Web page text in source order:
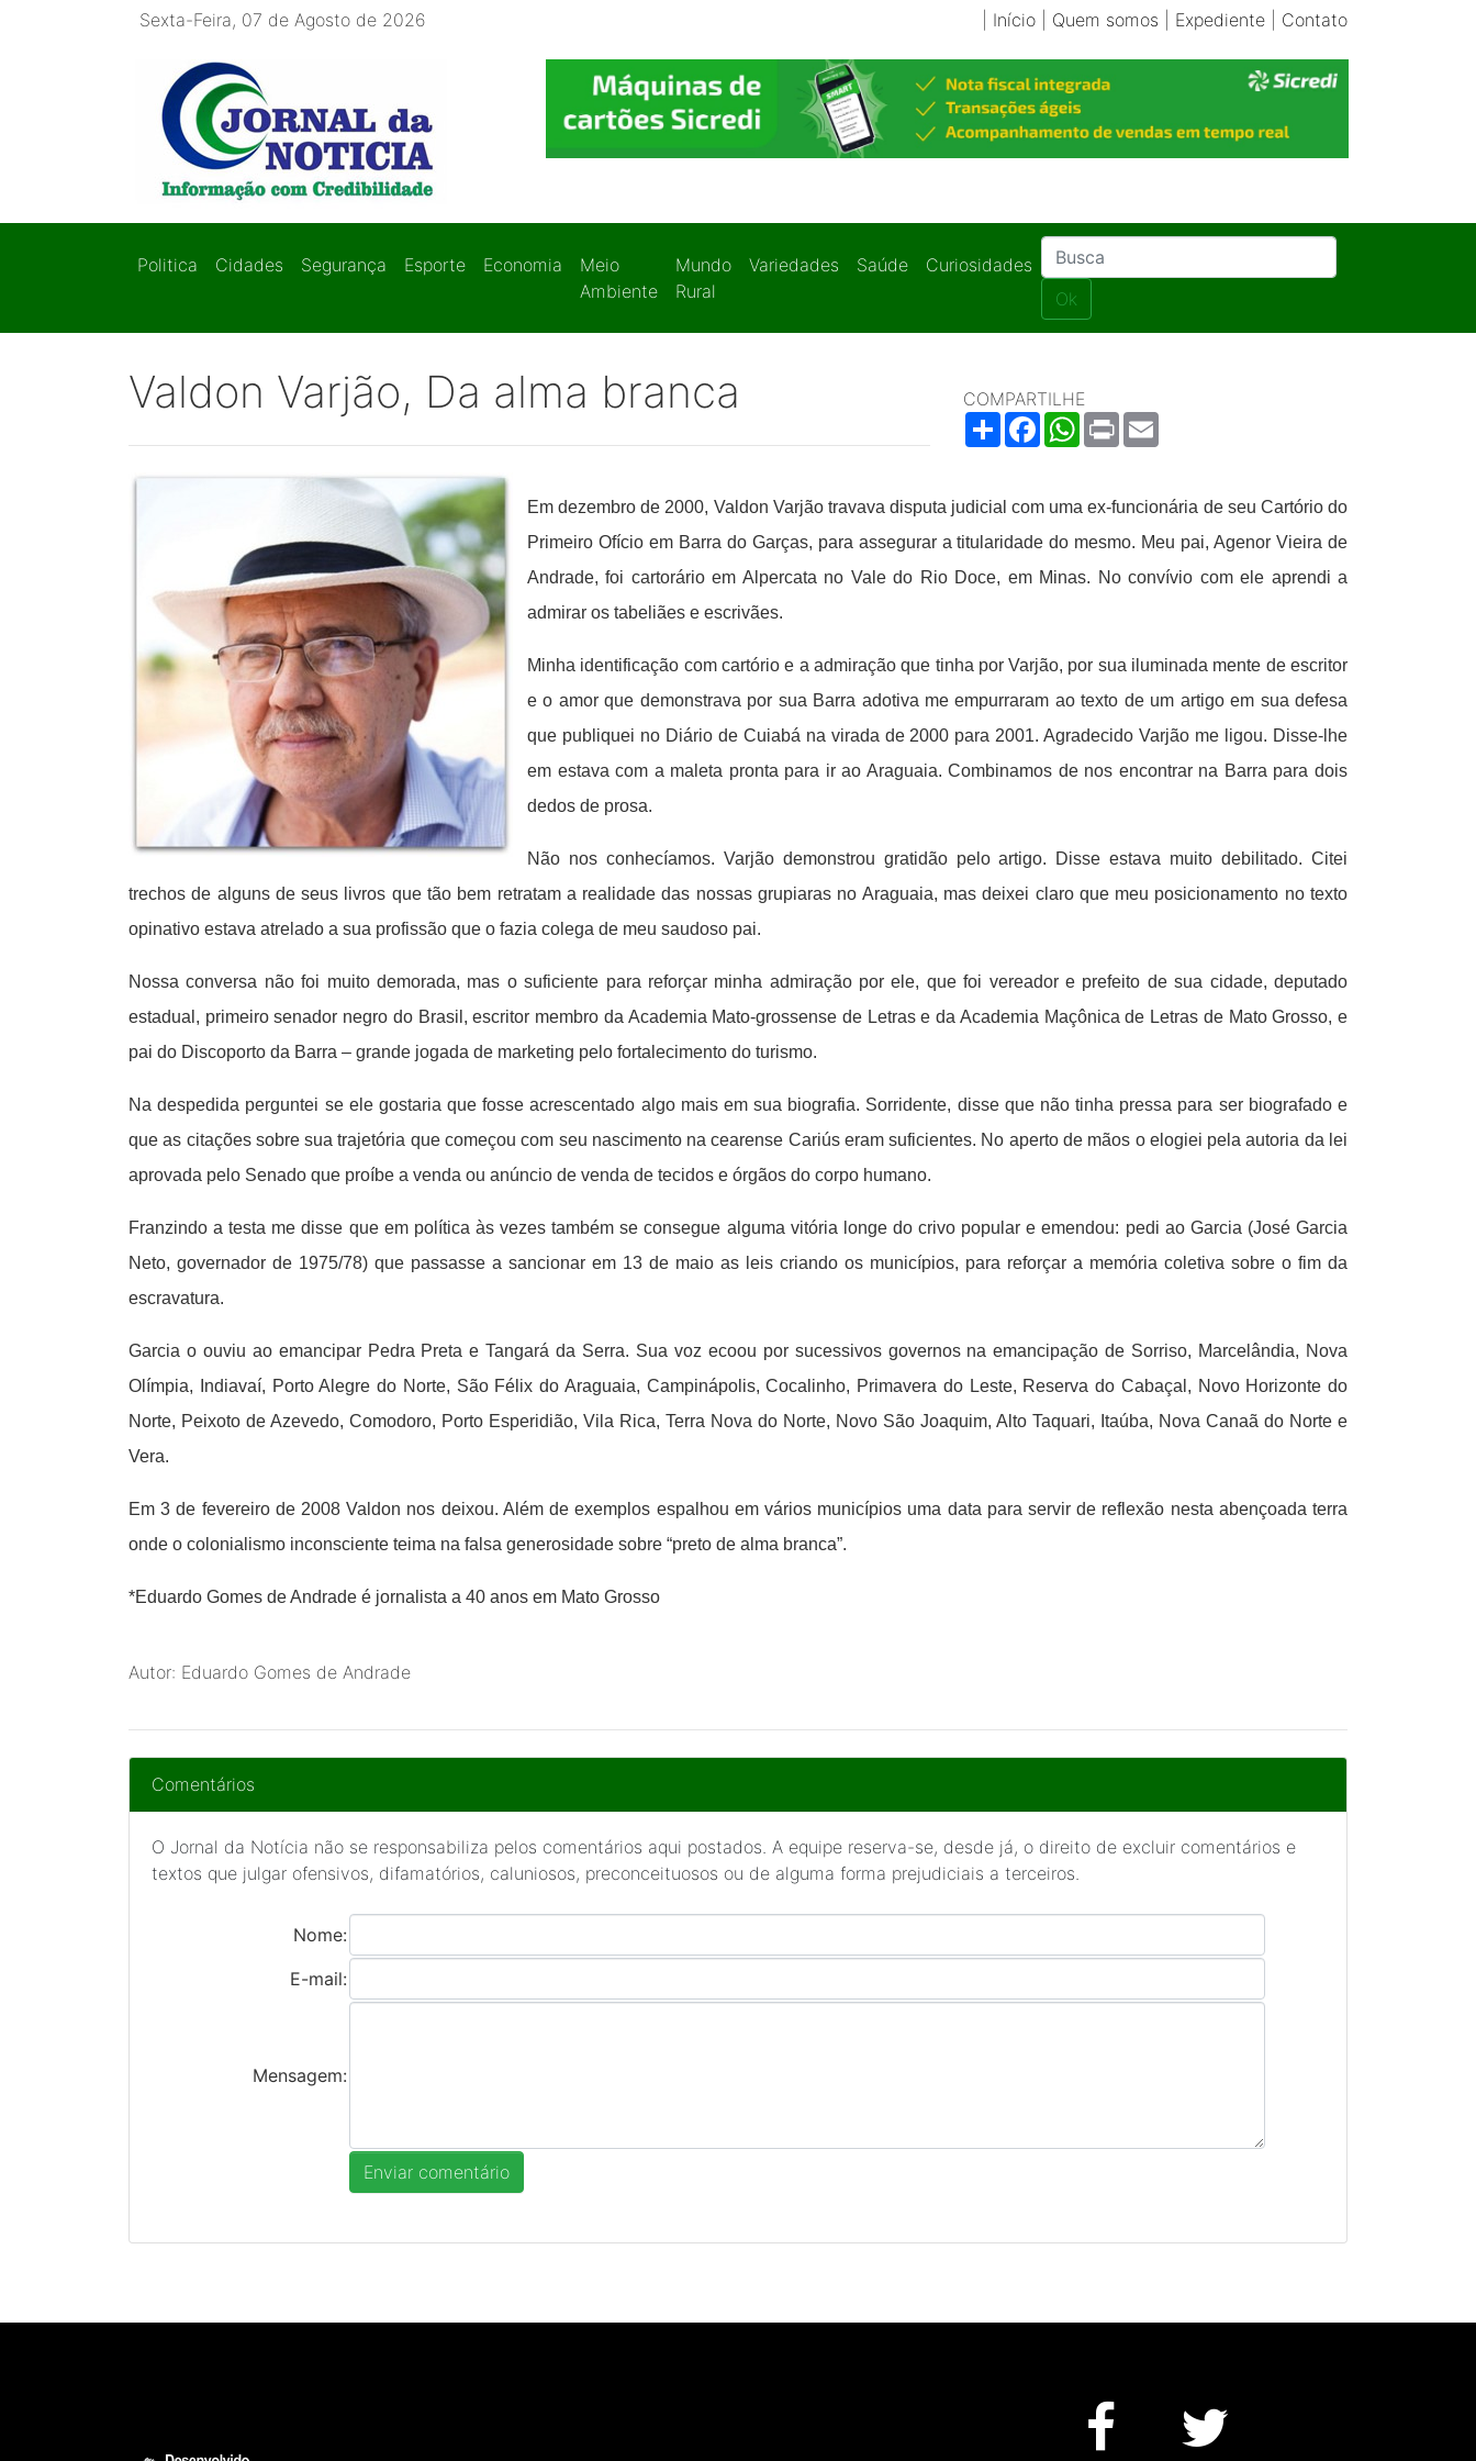
Sexta-Feira, 07 de Agosto de 2026 Início| Quem somos Expediente| Contato
Politica Cidades Segurança Esporte Economia
Meio
Ambiente
Mundo
Rural
Variedades Saúde
Curiosidades
Ok
Valdon Varjão, Da alma branca
COMPARTILHE
ShareFacebookWhatsApp
Print
Em dezembro de 2000, Valdon Varjão travava disputa judicial com uma ex-funcionária de seu Cartório do
Primeiro Ofício em Barra do Garças, para assegurar a titularidade do mesmo. Meu pai, Agenor Vieira de
Andrade, foi cartorário em Alpercata no Vale do Rio Doce, em Minas. No convívio com ele aprendi a
admirar os tabeliães e escrivães.
Minha identificação com cartório e a admiração que tinha por Varjão, por sua iluminada mente de escritor
e o amor que demonstrava por sua Barra adotiva me empurraram ao texto de um artigo em sua defesa
que publiquei no Diário de Cuiabá na virada de 2000 para 2001. Agradecido Varjão me ligou. Disse-lhe
em estava com a maleta pronta para ir ao Araguaia. Combinamos de nos encontrar na Barra para dois
dedos de prosa.
Não nos conhecíamos. Varjão demonstrou gratidão pelo artigo. Disse estava muito debilitado. Citei
trechos de alguns de seus livros que tão bem retratam a realidade das nossas grupiaras no Araguaia, mas deixei claro que meu posicionamento no texto
opinativo estava atrelado a sua profissão que o fazia colega de meu saudoso pai.
Nossa conversa não foi muito demorada, mas o suficiente para reforçar minha admiração por ele, que foi vereador e prefeito de sua cidade, deputado
estadual, primeiro senador negro do Brasil, escritor membro da Academia Mato-grossense de Letras e da Academia Maçônica de Letras de Mato Grosso, e
pai do Discoporto da Barra – grande jogada de marketing pelo fortalecimento do turismo.
Na despedida perguntei se ele gostaria que fosse acrescentado algo mais em sua biografia. Sorridente, disse que não tinha pressa para ser biografado e
que as citações sobre sua trajetória que começou com seu nascimento na cearense Cariús eram suficientes. No aperto de mãos o elogiei pela autoria da lei
aprovada pelo Senado que proíbe a venda ou anúncio de venda de tecidos e órgãos do corpo humano.
Franzindo a testa me disse que em política às vezes também se consegue alguma vitória longe do crivo popular e emendou: pedi ao Garcia (José Garcia
Neto, governador de 1975/78) que passasse a sancionar em 13 de maio as leis criando os municípios, para reforçar a memória coletiva sobre o fim da
escravatura.
Garcia o ouviu ao emancipar Pedra Preta e Tangará da Serra. Sua voz ecoou por sucessivos governos na emancipação de Sorriso, Marcelândia, Nova
Olímpia, Indiavaí, Porto Alegre do Norte, São Félix do Araguaia, Campinápolis, Cocalinho, Primavera do Leste, Reserva do Cabaçal, Novo Horizonte do
Norte, Peixoto de Azevedo, Comodoro, Porto Esperidião, Vila Rica, Terra Nova do Norte, Novo São Joaquim, Alto Taquari, Itaúba, Nova Canaã do Norte e
Vera.
Em 3 de fevereiro de 2008 Valdon nos deixou. Além de exemplos espalhou em vários municípios uma data para servir de reflexão nesta abençoada terra
onde o colonialismo inconsciente teima na falsa generosidade sobre “preto de alma branca”.
*Eduardo Gomes de Andrade é jornalista a 40 anos em Mato Grosso
Autor: Eduardo Gomes de Andrade
Comentários
O Jornal da Notícia não se responsabiliza pelos comentários aqui postados. A equipe reserva-se, desde já, o direito de excluir comentários e
textos que julgar ofensivos, difamatórios, caluniosos, preconceituosos ou de alguma forma prejudiciais a terceiros.
Nome:
E-mail:
Mensagem: